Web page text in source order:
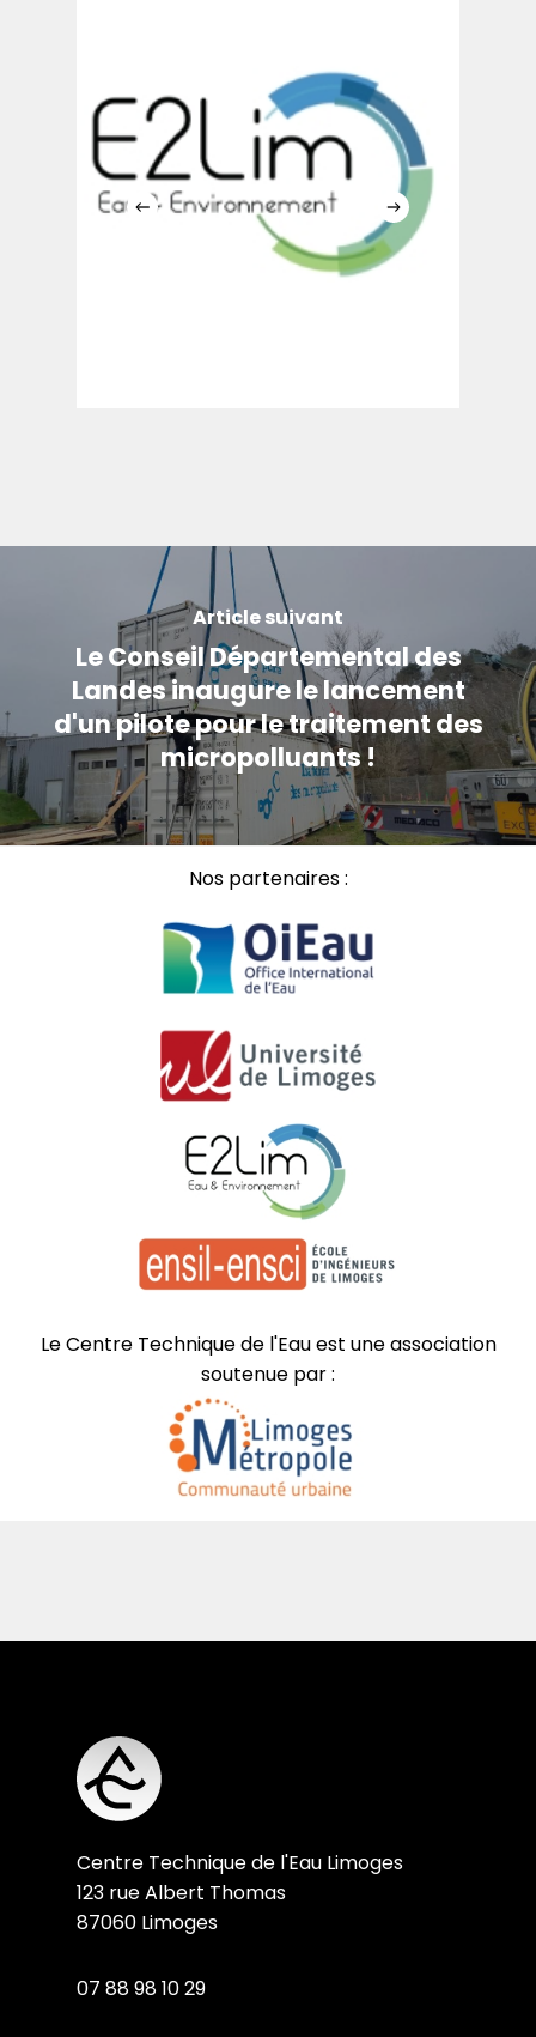
Article suivant
Le Conseil Départemental des
Landes inaugure le lancement
d'un pilote pour le traitement des
micropolluants !
Nos partenaires :
Le Centre Technique de l'Eau est une association
soutenue par :
Centre Technique de l'Eau Limoges
123 rue Albert Thomas
87060 Limoges
07 88 98 10 29